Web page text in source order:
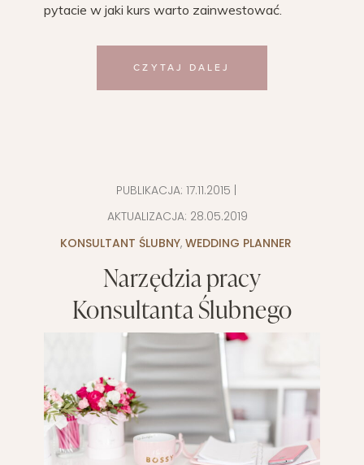
pytacie w jaki kurs warto zainwestować.
CZYTAJ DALEJ
PUBLIKACJA: 17.11.2015 |
AKTUALIZACJA: 28.05.2019
KONSULTANT ŚLUBNY, WEDDING PLANNER
Narzędzia pracy
Konsultanta Ślubnego